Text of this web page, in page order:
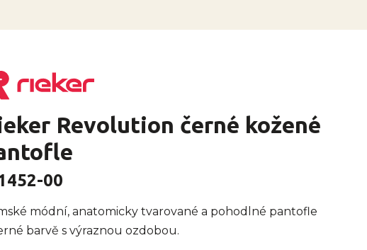
Revolution černé kožené
00
módní, anatomicky tvarované a pohodlné pantofle
barvě s výraznou ozdobou.